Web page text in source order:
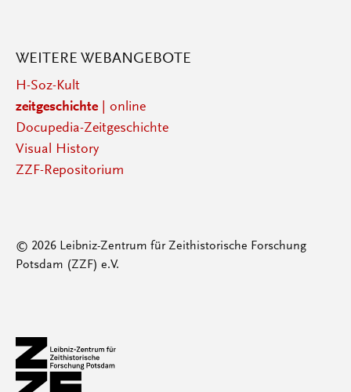
WEITERE WEBANGEBOTE
H-Soz-Kult
zeitgeschichte| online
Docupedia-Zeitgeschichte
Visual History
ZZF-Repositorium
© 2026 Leibniz-Zentrum für Zeithistorische Forschung
Potsdam (ZZF) e.V.